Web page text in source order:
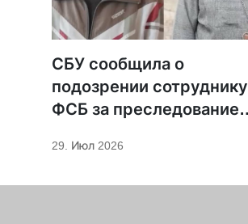
СБУ сообщила о
подозрении сотруднику
ФСБ за преследование
29. Июл 2026